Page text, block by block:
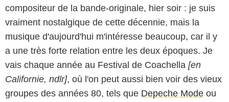
compositeur de la bande-originale, hier soir : je suis
vraiment nostalgique de cette décennie, mais la
musique d'aujourd'hui m'intéresse beaucoup, car il y
a une très forte relation entre les deux époques. Je
vais chaque année au Festival de Coachella [en
Californie, ndlr], où l'on peut aussi bien voir des vieux
groupes des années 80, tels que Depeche Mode ou